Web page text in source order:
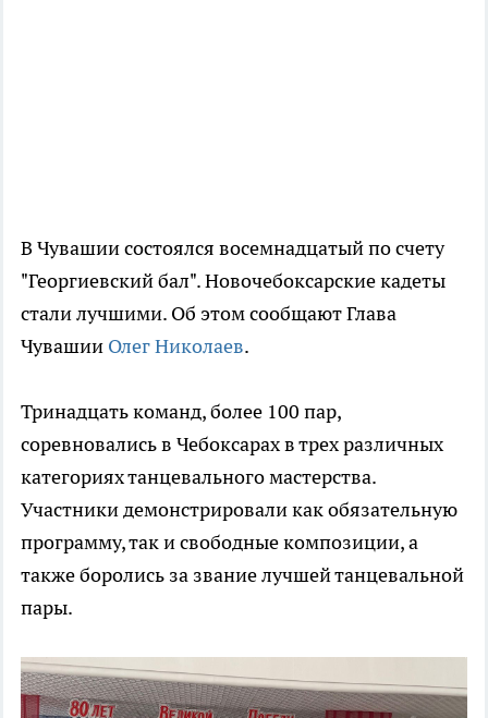
В Чувашии состоялся восемнадцатый по счету
"Георгиевский бал". Новочебоксарские кадеты
стали лучшими. Об этом сообщают Глава
Чувашии Олег Николаев.
Тринадцать команд, более 100 пар,
соревновались в Чебоксарах в трех различных
категориях танцевального мастерства.
Участники демонстрировали как обязательную
программу, так и свободные композиции, а
также боролись за звание лучшей танцевальной
пары.